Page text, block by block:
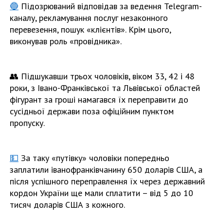
🔵 Підозрюваний відповідав за ведення Telegram-
каналу, рекламування послуг незаконного
перевезення, пошук «клієнтів». Крім цього,
виконував роль «провідника».
👥 Підшукавши трьох чоловіків, віком 33, 42 і 48
роки, з Івано-Франківської та Львівської областей
фігурант за гроші намагався їх переправити до
сусідньої держави поза офіційним пунктом
пропуску.
💵 За таку «путівку» чоловіки попередньо
заплатили іванофранківчанину 650 доларів США, а
після успішного переправлення їх через державний
кордон України ще мали сплатити – від 5 до 10
тисяч доларів США з кожного.